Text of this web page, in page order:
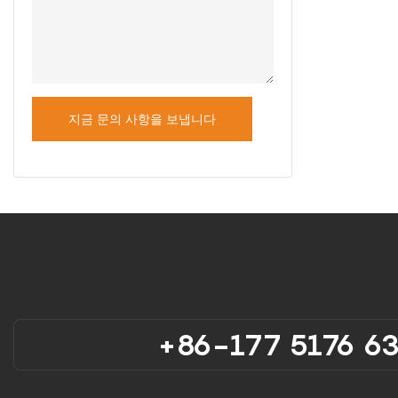
지금 문의 사항을 보냅니다
+86-177 5176